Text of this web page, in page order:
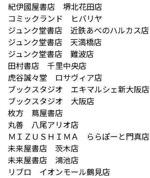
紀伊國屋書店 堺北花田店
コミックランド ヒバリヤ
ジュンク堂書店 近鉄あべのハルカス店
ジュンク堂書店 天満橋店
ジュンク堂書店 難波店
田村書店 千里中央店
虎谷誠々堂 ロサヴィア店
ブックスタジオ エキマルシェ新大阪店
ブックスタジオ 大阪店
枚方 蔦屋書店
丸善 八尾アリオ店
ＭＩＺＵＳＨＩＭＡ ららぽーと門真店
未来屋書店 茨木店
未来屋書店 鴻池店
リブロ イオンモール鶴見店